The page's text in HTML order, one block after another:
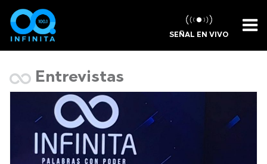
SEÑAL EN VIVO
Entrevistas